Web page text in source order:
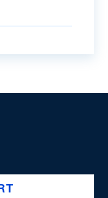
swiss-national-